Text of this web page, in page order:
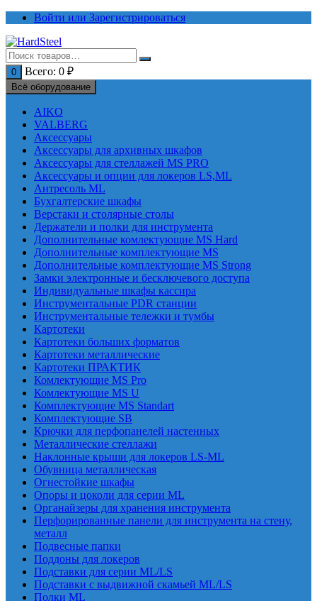
Перейти
содержимому
Войти или Зарегистрироваться
0 Всего: 0 ₽
Всё оборудование
AIKO
VALBERG
Аксессуары
Аксессуары для архивных шкафов
Аксессуары для стеллажей MS PRO
Аксессуары и опции для локеров LS,ML
Антресоль ML
Бухгалтерские шкафы
Верстаки и столярные столы
Держатели и полки для инструмента
Дополнительные комлектующие MS Hard
Дополнительные комплектующие MS
Дополнительные комплектующие MS Strong
Замки электронные и бесключевого доступа
Индивидуальные шкафы кассира
Инструментальные PDR станции
Инструментальные тележки и тумбы
Картотеки
Картотеки больших форматов
Картотеки металлические
Картотеки ПРАКТИК
Комлектующие MS Pro
Комлектующие MS U
Комплектующие MS Standart
Комплектующие SB
Крючки для перфопанелей настенных
Металлические стеллажи
Наклонные крыши для локеров LS-ML
Обувница металлическая
Огнестойкие шкафы
Опоры и цоколи для серии ML
Органайзеры для хранения инструмента
Перфорированные панели для инструмента на стену,
металл
Подвесные папки
Поддоны для локеров
Подставки для серии ML/LS
Подставки с выдвижной скамьей ML/LS
Полки ML